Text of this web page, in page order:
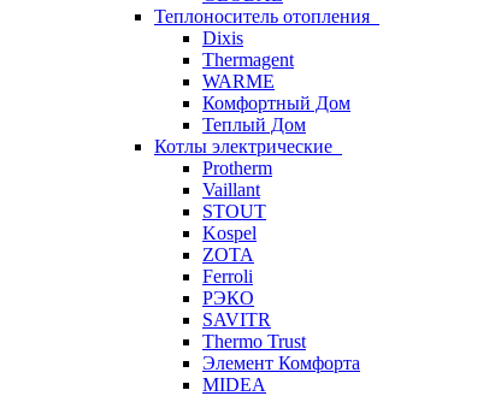
Теплоноситель отопления
Dixis
Thermagent
WARME
Комфортный Дом
Теплый Дом
Котлы электрические
Protherm
Vaillant
STOUT
Kospel
ZOTA
Ferroli
РЭКО
SAVITR
Thermo Trust
Элемент Комфорта
MIDEA